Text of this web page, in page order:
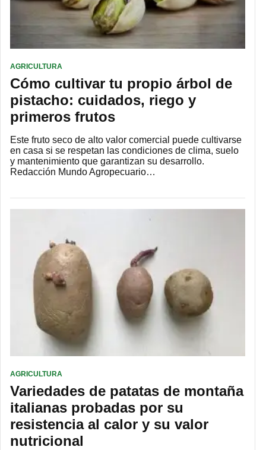
AGRICULTURA
Cómo cultivar tu propio árbol de
pistacho: cuidados, riego y
primeros frutos
Este fruto seco de alto valor comercial puede cultivarse
en casa si se respetan las condiciones de clima, suelo
y mantenimiento que garantizan su desarrollo.
Redacción Mundo Agropecuario…
AGRICULTURA
Variedades de patatas de montaña
italianas probadas por su
resistencia al calor y su valor
nutricional